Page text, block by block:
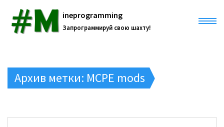
ineprogramming
Запрограммируй свою шахту!
Все записи
Разработки
Архив метки: MCPE mods